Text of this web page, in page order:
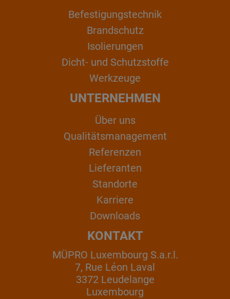
Befestigungstechnik
Brandschutz
Isolierungen
Dicht- und Schutzstoffe
Werkzeuge
UNTERNEHMEN
Über uns
Qualitätsmanagement
Referenzen
Lieferanten
Standorte
Karriere
Downloads
KONTAKT
MÜPRO Luxembourg S.a.r.l.
7, Rue Léon Laval
3372 Leudelange
Luxembourg